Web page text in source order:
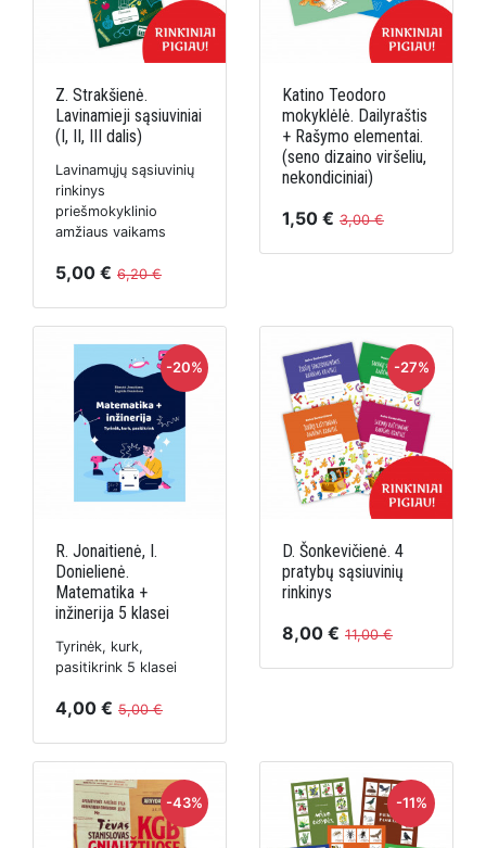
Z. Strakšienė.
Lavinamieji sąsiuviniai
(I, II, III dalis)
Lavinamųjų sąsiuvinių
rinkinys
priešmokyklinio
amžiaus vaikams
5,00 € 6,20 €
Katino Teodoro
mokyklėlė. Dailyraštis
+ Rašymo elementai.
(seno dizaino viršeliu,
nekondiciniai)
1,50 € 3,00 €
-20%
R. Jonaitienė, I.
Donielienė.
Matematika +
inžinerija 5 klasei
Tyrinėk, kurk,
pasitikrink 5 klasei
4,00 € 5,00 €
-27%
D. Šonkevičienė. 4
pratybų sąsiuvinių
rinkinys
8,00 € 11,00 €
-43% -11%